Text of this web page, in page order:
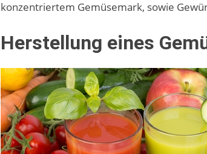
konzentriertem Gemüsemark, sowie
Herstellung eines